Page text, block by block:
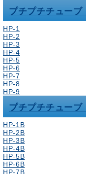
プチプチチューブ
HP-1
HP-2
HP-3
HP-4
HP-5
HP-6
HP-7
HP-8
HP-9
プチプチチュー
HP-1B
HP-2B
HP-3B
HP-4B
HP-5B
HP-6B
HP-7B